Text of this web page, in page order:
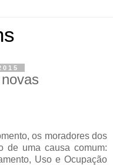
os moradores dos
de uma causa comum:
Uso e Ocupação